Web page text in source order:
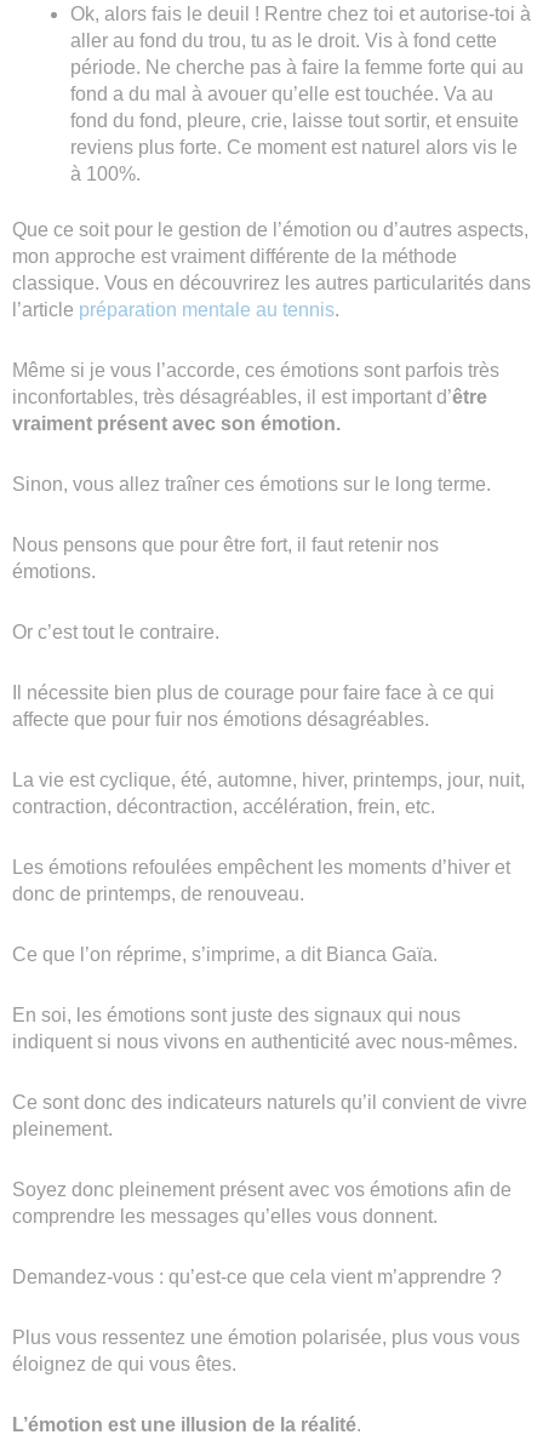
Ok, alors fais le deuil ! Rentre chez toi et autorise-toi à
aller au fond du trou, tu as le droit. Vis à fond cette
période. Ne cherche pas à faire la femme forte qui au
fond a du mal à avouer qu’elle est touchée. Va au
fond du fond, pleure, crie, laisse tout sortir, et ensuite
reviens plus forte. Ce moment est naturel alors vis le
à 100%.
Que ce soit pour le gestion de l’émotion ou d’autres aspects,
mon approche est vraiment différente de la méthode
classique. Vous en découvrirez les autres particularités dans
l’article préparation mentale au tennis.
Même si je vous l’accorde, ces émotions sont parfois très
inconfortables, très désagréables, il est important d’être
vraiment présent avec son émotion.
Sinon, vous allez traîner ces émotions sur le long terme.
Nous pensons que pour être fort, il faut retenir nos
émotions.
Or c’est tout le contraire.
Il nécessite bien plus de courage pour faire face à ce qui
affecte que pour fuir nos émotions désagréables.
La vie est cyclique, été, automne, hiver, printemps, jour, nuit,
contraction, décontraction, accélération, frein, etc.
Les émotions refoulées empêchent les moments d’hiver et
donc de printemps, de renouveau.
Ce que l’on réprime, s’imprime, a dit Bianca Gaïa.
En soi, les émotions sont juste des signaux qui nous
indiquent si nous vivons en authenticité avec nous-mêmes.
Ce sont donc des indicateurs naturels qu’il convient de vivre
pleinement.
Soyez donc pleinement présent avec vos émotions afin de
comprendre les messages qu’elles vous donnent.
Demandez-vous : qu’est-ce que cela vient m’apprendre ?
Plus vous ressentez une émotion polarisée, plus vous vous
éloignez de qui vous êtes.
L’émotion est une illusion de la réalité.